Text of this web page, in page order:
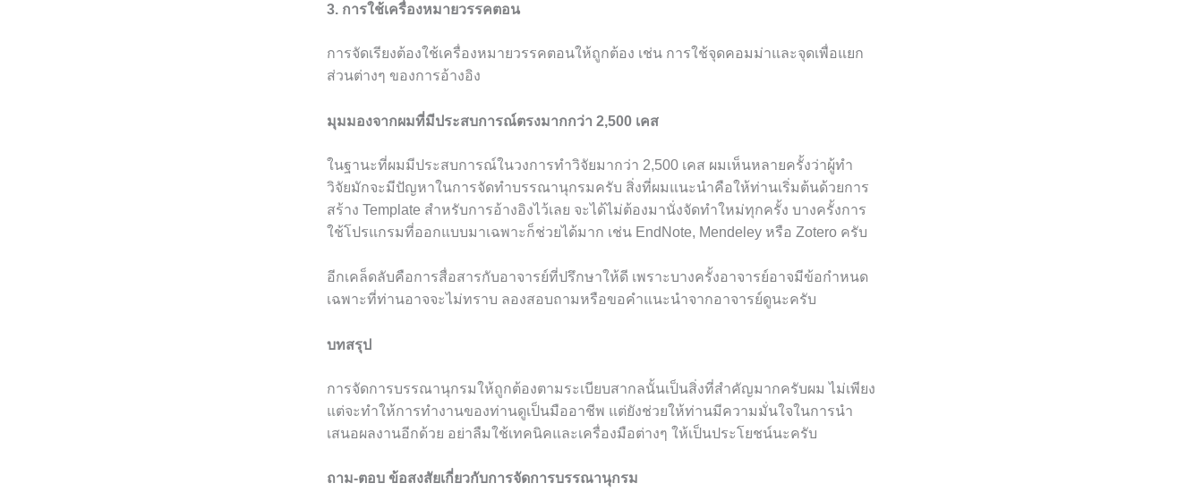
3. การใช้เครื่องหมายวรรคตอน
การจัดเรียงต้องใช้เครื่องหมายวรรคตอนให้ถูกต้อง เช่น การใช้จุดคอมม่าและจุดเพื่อแยก
ส่วนต่างๆ ของการอ้างอิง
มุมมองจากผมที่มีประสบการณ์ตรงมากกว่า 2,500 เคส
ในฐานะที่ผมมีประสบการณ์ในวงการทำวิจัยมากว่า 2,500 เคส ผมเห็นหลายครั้งว่าผู้ทำ
วิจัยมักจะมีปัญหาในการจัดทำบรรณานุกรมครับ สิ่งที่ผมแนะนำคือให้ท่านเริ่มต้นด้วยการ
สร้าง Template สำหรับการอ้างอิงไว้เลย จะได้ไม่ต้องมานั่งจัดทำใหม่ทุกครั้ง บางครั้งการ
ใช้โปรแกรมที่ออกแบบมาเฉพาะก็ช่วยได้มาก เช่น EndNote, Mendeley หรือ Zotero ครับ
อีกเคล็ดลับคือการสื่อสารกับอาจารย์ที่ปรึกษาให้ดี เพราะบางครั้งอาจารย์อาจมีข้อกำหนด
เฉพาะที่ท่านอาจจะไม่ทราบ ลองสอบถามหรือขอคำแนะนำจากอาจารย์ดูนะครับ
บทสรุป
การจัดการบรรณานุกรมให้ถูกต้องตามระเบียบสากลนั้นเป็นสิ่งที่สำคัญมากครับผม ไม่เพียง
แต่จะทำให้การทำงานของท่านดูเป็นมืออาชีพ แต่ยังช่วยให้ท่านมีความมั่นใจในการนำ
เสนอผลงานอีกด้วย อย่าลืมใช้เทคนิคและเครื่องมือต่างๆ ให้เป็นประโยชน์นะครับ
ถาม-ตอบ ข้อสงสัยเกี่ยวกับการจัดการบรรณานุกรม